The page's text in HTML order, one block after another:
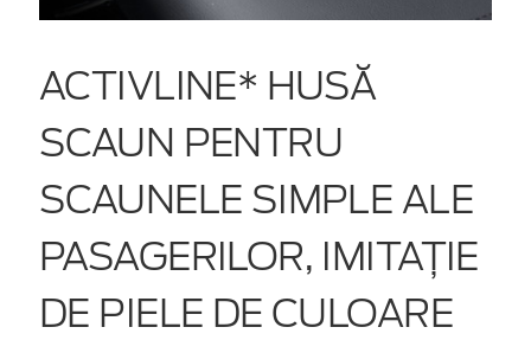
ACTIVLINE* HUSĂ
SCAUN PENTRU
SCAUNELE SIMPLE ALE
PASAGERILOR, IMITAȚIE
DE PIELE DE CULOARE